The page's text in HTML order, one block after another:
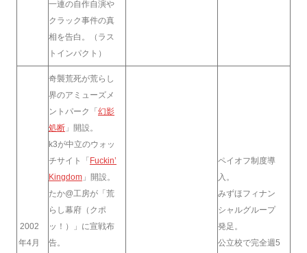
一連の自作自演や
クラック事件の真
相を告白。（ラス
トインパクト）
2002
年4月
奇襲荒死が荒らし
界のアミューズメ
ントパーク「幻影
処断 」開設。
k3が中立のウォッ
チサイト「Fuckin’
Kingdom 」開設。
たか@工房が「荒
らし幕府（クポ
ッ！）」に宣戦布
告。
ペイオフ制度導
入。
みずほフィナン
シャルグループ
発足。
公立校で完全週5